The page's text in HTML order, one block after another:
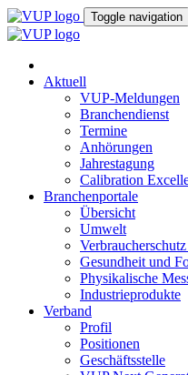
Toggle navigation
Aktuell
VUP-Meldungen
Branchendienst
Termine
Anhörungen
Jahrestagung
Calibration
Branchenportale
Übersicht
Umwelt
Gesundheit und
Physikalische
Industrieprodukte
Verband
Profil
Positionen
Geschäftsstelle